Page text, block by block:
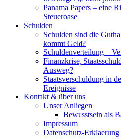
Panama Papers – eine
Steueroase
Schulden
Schulden sind die
kommt Geld?
Schuldenverteilung –
Finanzkrise,
Ausweg?
Staatsverschuldung in
Ereignisse
Kontakt & über uns
Unser Anliegen
Bewusstsein als
Impressum
Datenschutz-Erklaerung